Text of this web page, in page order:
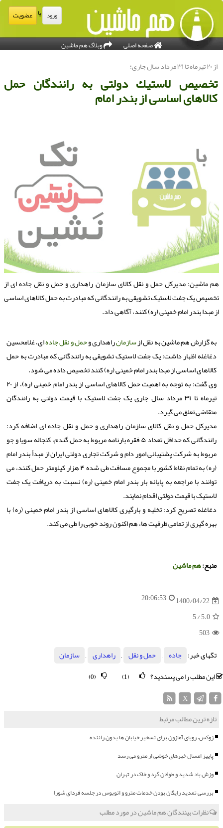
ورود عضویت
صفحه اصلی وبلاگ هم ماشین
تخصیص لاستیك دولتی به رانندگان حمل
كالاهای اساسی از بندر امام
ماشین: مدیرکل حمل و نقل کالای سازمان راهداری و حمل و نقل جاده ای از
یک جفت لاستیک تشویقی به رانندگانی که مبادرت به حمل کالاهای اساسی
مبدا بندر امام خمینی (ره) کنند، آگاهی داد.
به گزارش هم ماشین به نقل ازسازمانراهداری وحمل و نقلجادهای، غلامحسین
دغاغله اظهار داشت: یک جفت لاستیک تشویقی به رانندگانی که مبادرت به حمل
کالاهای اساسی از مبدا بندر امام خمینی (ره) کنند تخصیص داده می شود.
وی گفت: به توجه به اهمیت حمل کالاهای اساسی از بندر امام خمینی (ره)، از ۲۰
تیرماه تا ۳۱ مرداد سال جاری یک جفت لاستیک با قیمت دولتی به رانندگان
متقاضی تعلق می گیرد.
مدیرکل حمل و نقل کالای سازمان راهداری و حمل و نقل جاده ای اضافه کرد:
رانندگانی که حداقل تعداد ۵ فقره بارنامه مربوط به حمل گندم، کنجاله سویا و جو
مربوط به شرکت پشتیبانی امور دام و شرکت تجاری دولتی ایران از مبدأ بندر امام
(ره) به تمام نقاط کشور با مجموع مسافت طی شده ۴ هزار کیلومتر حمل کنند، می
توانند با مراجعه به پایانه بار بندر امام خمینی (ره) نسبت به دریافت یک جفت
لاستیک با قیمت دولتی اقدام نمایند.
دغاغله تصریح کرد: تخلیه و بارگیری کالاهای اساسی از بندر امام خمینی (ره) با
بهره گیری از تمامی ظرفیت ها، هم اکنون روند خوبی را طی می کند.
منبع:هم ماشین
1400/04/22
20:06:53
5.0
/ 5
503
تگهای خبر:
جاده , حمل و نقل , راهداری ,
سازمان
این مطلب را می پسندید؟
(0)
تازه ترین مطالب مرتبط
زوکس، رویای آمازون برای تسخیر خیابان ها بدون راننده
پاییز امسال خبرهای خوشی از مترو می رسد
وزش باد شدید و طوفان گرد و خاک در تهران
بررسی تمدید رایگان بودن خدمات مترو و اتوبوس در جلسه فردای شورا
نظرات بینندگان هم ماشین در مورد مطلب